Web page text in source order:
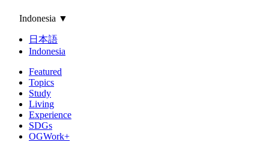
Indonesia ▼
日本語
Indonesia
Featured
Topics
Study
Living
Experience
SDGs
OGWork+